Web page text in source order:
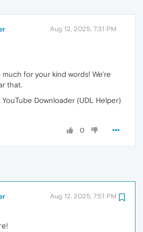
Aug 12, 2025, 7:31 PM
much for your kind words! We're
that.
Downloader (UDL Helper)
0
Aug 12, 2025, 7:51 PM